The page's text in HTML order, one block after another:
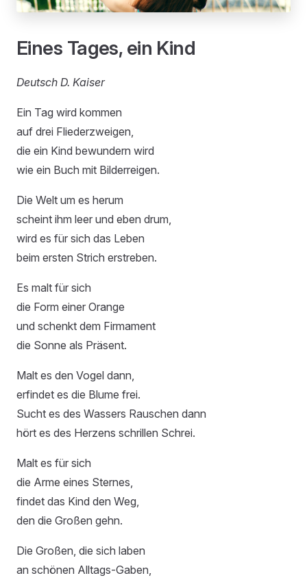
Eines Tages, ein Kind
Deutsch D. Kaiser
Ein Tag wird kommen
auf drei Fliederzweigen,
die ein Kind bewundern wird
wie ein Buch mit Bilderreigen.
Die Welt um es herum
scheint ihm leer und eben drum,
wird es für sich das Leben
beim ersten Strich erstreben.
Es malt für sich
die Form einer Orange
und schenkt dem Firmament
die Sonne als Präsent.
Malt es den Vogel dann,
erfindet es die Blume frei.
Sucht es des Wassers Rauschen dann
hört es des Herzens schrillen Schrei.
Malt es für sich
die Arme eines Sternes,
findet das Kind den Weg,
den die Großen gehn.
Die Großen, die sich laben
an schönen Alltags-Gaben,